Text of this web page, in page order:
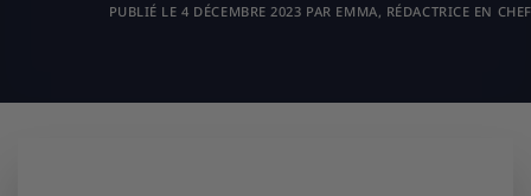
PUBLIÉ LE4 DÉCEMBRE 2023 PAR EMMA, RÉDACTRICE EN